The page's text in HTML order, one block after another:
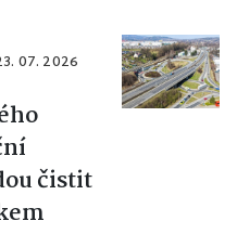
07. 2026
čistit